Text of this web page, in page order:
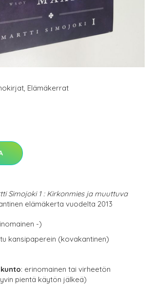
, Elämäkerrat
Simojoki 1 : Kirkonmies ja muuttuva
elämäkerta vuodelta 2013
-)
kansipaperein (kovakantinen)
: erinomainen tai virheetön
pientä käytön jälkeä)